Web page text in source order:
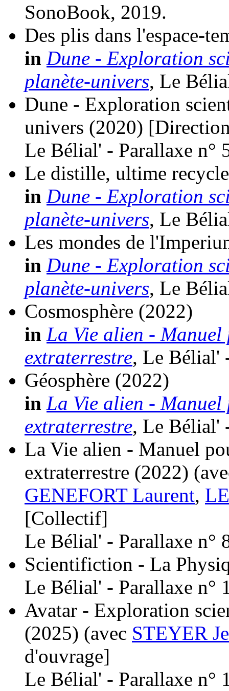
SonoBook, 2019.
Des plis dans l'espace-
in Dune - Exploration
planète-univers, Le
Dune - Exploration
univers (2020)
Le Bélial' - Parallaxe n°
Le distille, ultime
in Dune - Exploration
planète-univers, Le
Les mondes de
in Dune - Exploration
planète-univers, Le
Cosmosphère (2022)
in La Vie alien - Manuel
extraterrestre, Le Bélial'
Géosphère (2022)
in La Vie alien - Manuel
extraterrestre, Le Bélial'
La Vie alien - Manuel
extraterrestre (2022)
GENEFORT Laurent,
[Collectif]
Le Bélial' - Parallaxe n°
Scientifiction - La
Le Bélial' - Parallaxe n°
Avatar - Exploration
(2025) (avec STEYER
d'ouvrage]
Le Bélial' - Parallaxe n°